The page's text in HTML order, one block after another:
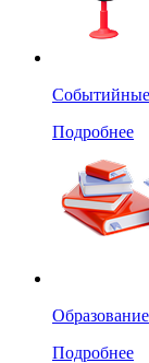
Подробнее
Образование
Подробнее